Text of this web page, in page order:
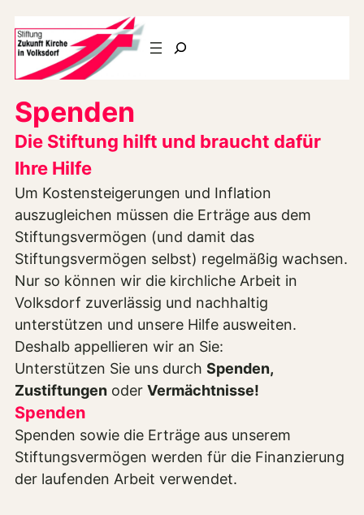
Suchen
Spenden
Die Stiftung hilft und braucht dafür
Ihre Hilfe
Um Kostensteigerungen und Inflation
auszugleichen müssen die Erträge aus dem
Stiftungsvermögen (und damit das
Stiftungsvermögen selbst) regelmäßig wachsen.
Nur so können wir die kirchliche Arbeit in
Volksdorf zuverlässig und nachhaltig
unterstützen und unsere Hilfe ausweiten.
Deshalb appellieren wir an Sie:
Unterstützen Sie uns durch Spenden,
Zustiftungen oder Vermächtnisse!
Spenden
Spenden sowie die Erträge aus unserem
Stiftungsvermögen werden für die Finanzierung
der laufenden Arbeit verwendet.